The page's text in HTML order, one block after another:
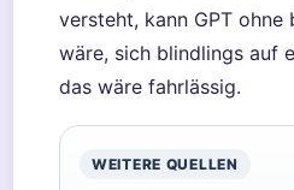
versteht, kann GPT
wäre, sich blindlings auf
das wäre fahrlässig.
WEITERE QUELLEN